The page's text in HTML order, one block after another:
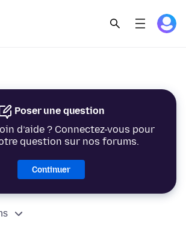
Poser une question
d’aide ? Connectez-vous pour
question sur nos forums.
Continuer